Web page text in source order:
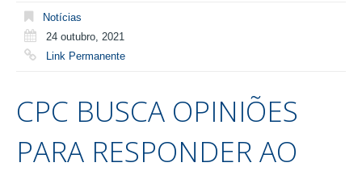
Notícias
24 outubro, 2021
Link Permanente
CPC BUSCA OPINIÕES
PARA RESPONDER AO